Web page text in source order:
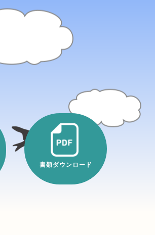
書類ダウンロード